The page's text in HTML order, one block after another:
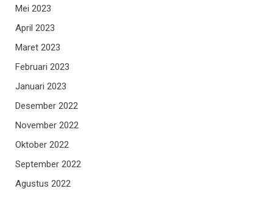
Mei 2023
April 2023
Maret 2023
Februari 2023
Januari 2023
Desember 2022
November 2022
Oktober 2022
September 2022
Agustus 2022